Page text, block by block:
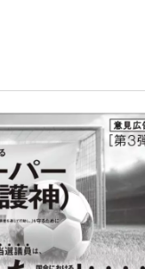
新しました。
る新聞 「One for
院選、裁判情報を
院選、裁判情報を追
参院選、裁判情報を
参院選、裁判情報を